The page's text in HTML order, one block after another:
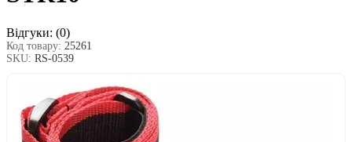
Відгуки: (0)
Код товару: 25261
SKU: RS-0539